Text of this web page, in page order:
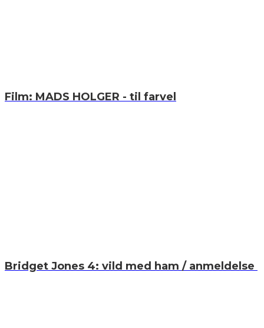
Film: MADS HOLGER - til farvel
Bridget Jones 4: vild med ham / anmeldelse